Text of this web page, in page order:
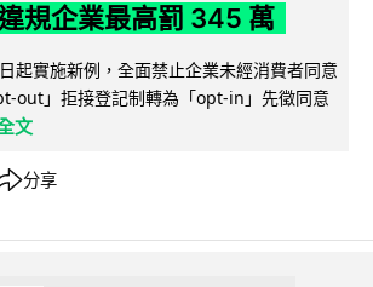
規企業最高罰 345 萬
起實施新例，全面禁止企業未經消費者同意
out」拒接登記制轉為「opt-in」先徵同意
文
分享